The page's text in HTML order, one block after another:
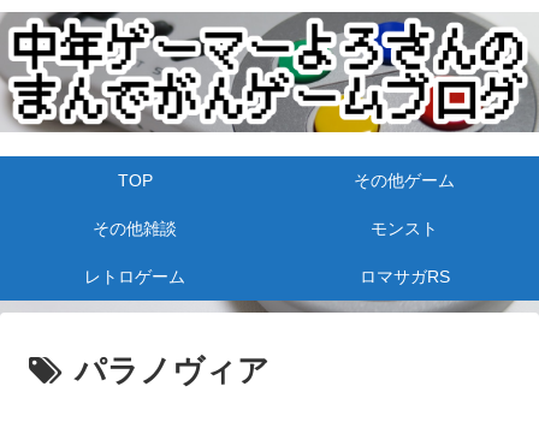
TOP その他ゲーム
その他雑談 モンスト
レトロゲーム ロマサガRS
パラノヴィア